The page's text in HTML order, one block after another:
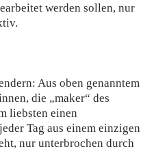
werden sollen, nur
Aus oben genanntem
die „maker“ des
liebsten einen
Tag aus einem einzigen
nur unterbrochen durch